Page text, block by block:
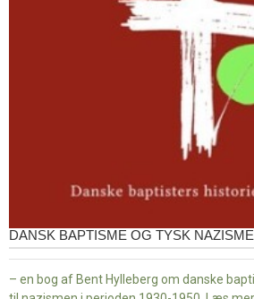
DANSK BAPTISME OG TYSK NAZISME
– en bog af Bent Hylleberg om danske